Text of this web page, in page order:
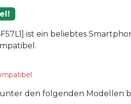
ist ein beliebtes
unter den folgenden Modellen